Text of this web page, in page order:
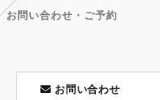
お問い合わせ・ご予約
お問い合わせ